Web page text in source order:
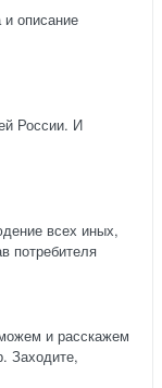
описание
России. И
всех иных,
потребителя
и расскажем
Заходите,